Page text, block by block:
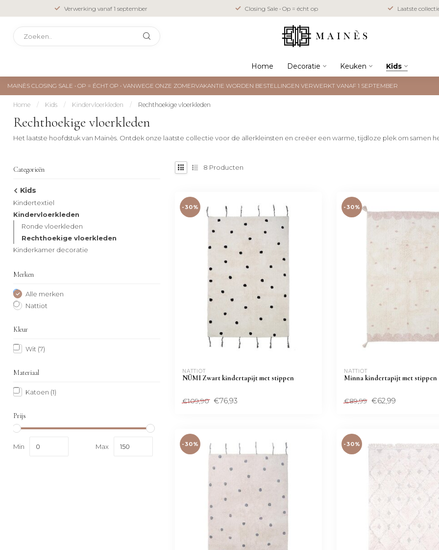
Verwerking vanaf 1 september Closing Sale • Op = écht op Laatste
Home Decoratie Keuken Kids
MAINÈS CLOSING SALE • OP = ÉCHT OP • VANWEGE ONZE ZOMERVAKANTIE WORDEN BESTELLINGEN VERWERKT VANAF 1 SEPTEMBER
Home / Kids / Kindervloerkleden / Rechthoekige vloerkleden
Rechthoekige vloerkleden
Het laatste hoofdstuk van Mainès. Ontdek onze laatste collectie voor de allerkleinsten en creëer een warme, tijdloze plek om samen
Categorieën
Kids
Kindertextiel
Kindervloerkleden
Ronde vloerkleden
Rechthoekige vloerkleden
Kinderkamer decoratie
Merken
Alle merken
Nattiot
Kleur
Wit (7)
Materiaal
Katoen (1)
Prijs
Min Max
8 Producten
-30%
NATTIOT
NÜMI Zwart kindertapijt met stippen
€109,90 €76,93
-30%
NATTIOT
Minna kindertapijt met stippen
€89,99 €62,99
-30% -30%